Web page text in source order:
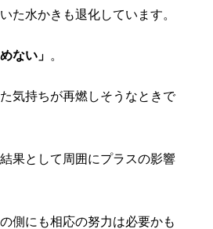
た水かきも退化しています。
ない」 。
気持ちが再燃しそうなときで
果として周囲にプラスの影響
側にも相応の努力は必要かも